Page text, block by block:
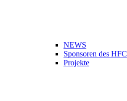
NEWS
Sponsoren des HFC
Projekte